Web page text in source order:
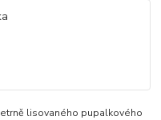
lisovaného pupalkového